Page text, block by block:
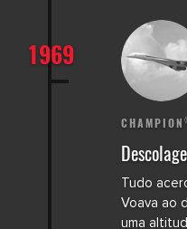
1969
CHAMPION
Tudo
Voava ao
uma